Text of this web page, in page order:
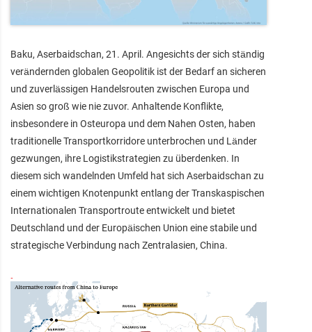
Baku, Aserbaidschan, 21. April. Angesichts der sich ständig
verändernden globalen Geopolitik ist der Bedarf an sicheren
und zuverlässigen Handelsrouten zwischen Europa und
Asien so groß wie nie zuvor. Anhaltende Konflikte,
insbesondere in Osteuropa und dem Nahen Osten, haben
traditionelle Transportkorridore unterbrochen und Länder
gezwungen, ihre Logistikstrategien zu überdenken. In
diesem sich wandelnden Umfeld hat sich Aserbaidschan zu
einem wichtigen Knotenpunkt entlang der Transkaspischen
Internationalen Transportroute entwickelt und bietet
Deutschland und der Europäischen Union eine stabile und
strategische Verbindung nach Zentralasien, China.